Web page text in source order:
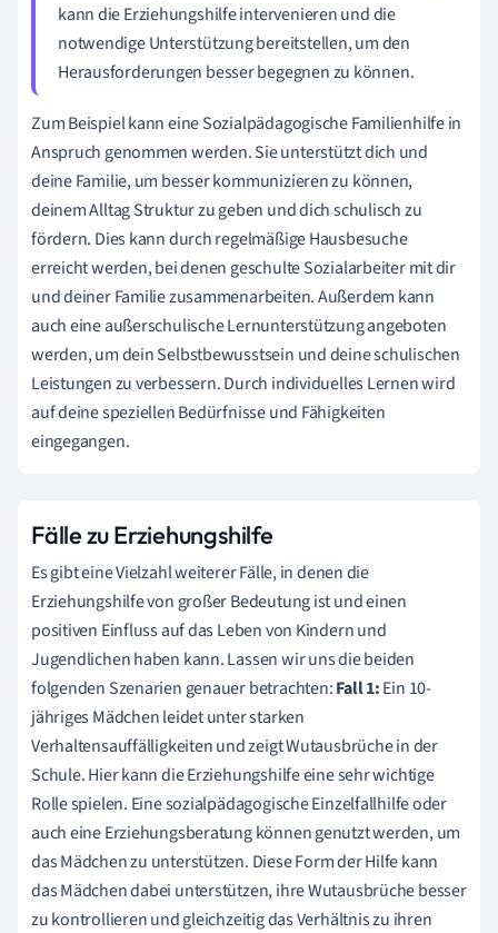
kann die Erziehungshilfe intervenieren und die
notwendige Unterstützung bereitstellen, um den
Herausforderungen besser begegnen zu können.
Zum Beispiel kann eine Sozialpädagogische Familienhilfe in
Anspruch genommen werden. Sie unterstützt dich und
deine Familie, um besser kommunizieren zu können,
deinem Alltag Struktur zu geben und dich schulisch zu
fördern. Dies kann durch regelmäßige Hausbesuche
erreicht werden, bei denen geschulte Sozialarbeiter mit dir
und deiner Familie zusammenarbeiten. Außerdem kann
auch eine außerschulische Lernunterstützung angeboten
werden, um dein Selbstbewusstsein und deine schulischen
Leistungen zu verbessern. Durch individuelles Lernen wird
auf deine speziellen Bedürfnisse und Fähigkeiten
eingegangen.
Fälle zu Erziehungshilfe
Es gibt eine Vielzahl weiterer Fälle, in denen die
Erziehungshilfe von großer Bedeutung ist und einen
positiven Einfluss auf das Leben von Kindern und
Jugendlichen haben kann. Lassen wir uns die beiden
folgenden Szenarien genauer betrachten:Fall 1:Ein 10-
jähriges Mädchen leidet unter starken
Verhaltensauffälligkeiten und zeigt Wutausbrüche in der
Schule. Hier kann die Erziehungshilfe eine sehr wichtige
Rolle spielen. Eine sozialpädagogische Einzelfallhilfe oder
auch eine Erziehungsberatung können genutzt werden, um
das Mädchen zu unterstützen. Diese Form der Hilfe kann
das Mädchen dabei unterstützen, ihre Wutausbrüche besser
zu kontrollieren und gleichzeitig das Verhältnis zu ihren